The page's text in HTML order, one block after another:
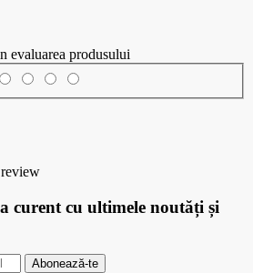
evaluarea produsului
curent cu ultimele noutăți și
Abonează-te